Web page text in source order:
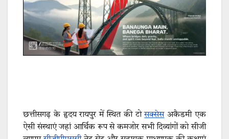
छत्तीसगढ़ के हृदय रायपुर में स्थित की टोसक्सेसअकैडमी एक
ऐसी संस्थाएं जहां आर्थिक रूप से कमजोर सभी दिव्यांगों को सीजी